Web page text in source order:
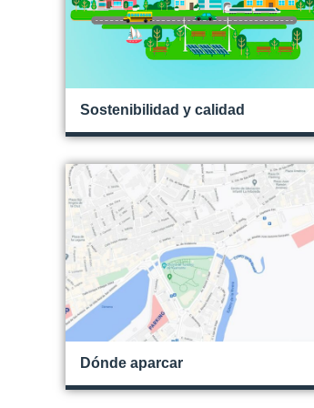
Sostenibilidad y calidad
Dónde aparcar